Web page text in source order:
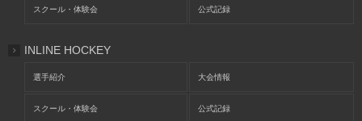
スクール・体験会 公式記録
INLINE HOCKEY
選手紹介 大会情報
スクール・体験会 公式記録